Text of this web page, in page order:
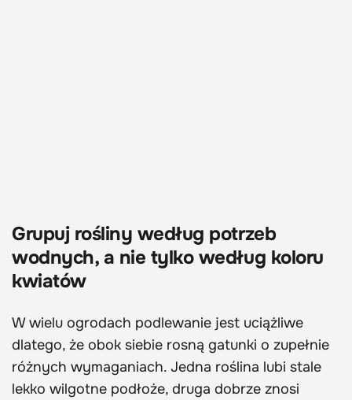
Grupuj rośliny według potrzeb
wodnych, a nie tylko według koloru
kwiatów
W wielu ogrodach podlewanie jest uciążliwe
dlatego, że obok siebie rosną gatunki o zupełnie
różnych wymaganiach. Jedna roślina lubi stale
lekko wilgotne podłoże, druga dobrze znosi